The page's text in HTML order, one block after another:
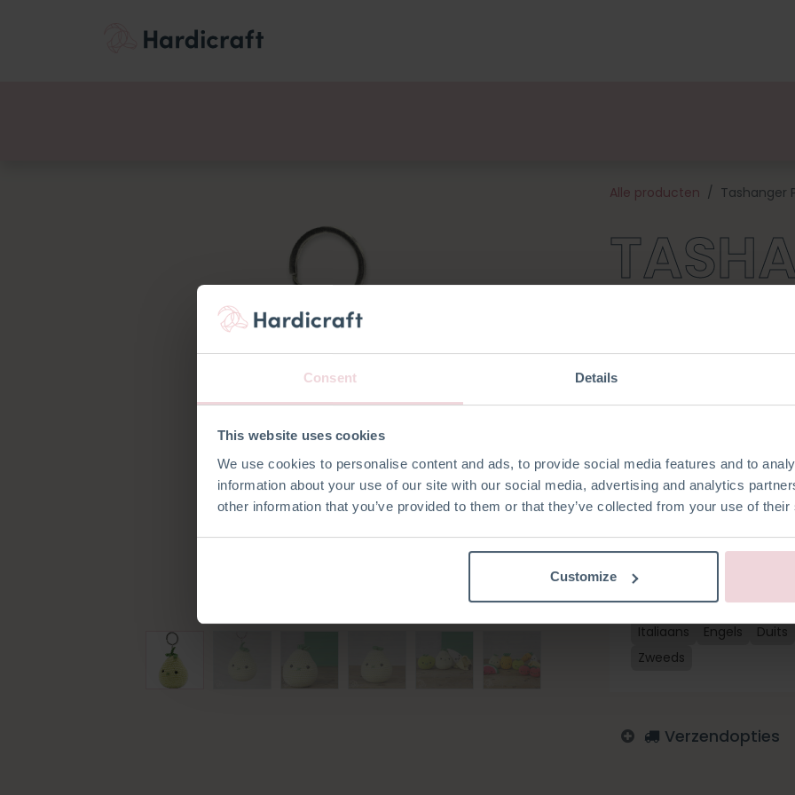
Consent Details
This website uses cookies
We use cookies to personalise content and ads, to provide social media features and to
information about your use of our site with our social media, advertising and analytics
other information that you’ve provided to them or that they’ve collected from your use of
Customize
Alle producten Tashanger
Pimp je tas met deze
sleutelbos heeft er toch één
kwaliteitsgaren van 100%
werk te gaan (excl.
gemaakt met een haaknaald
Toevoegen aan verlanglijst
Log in om te bestellen
Italiaans Engels Duits
Zweeds
Verzendopties